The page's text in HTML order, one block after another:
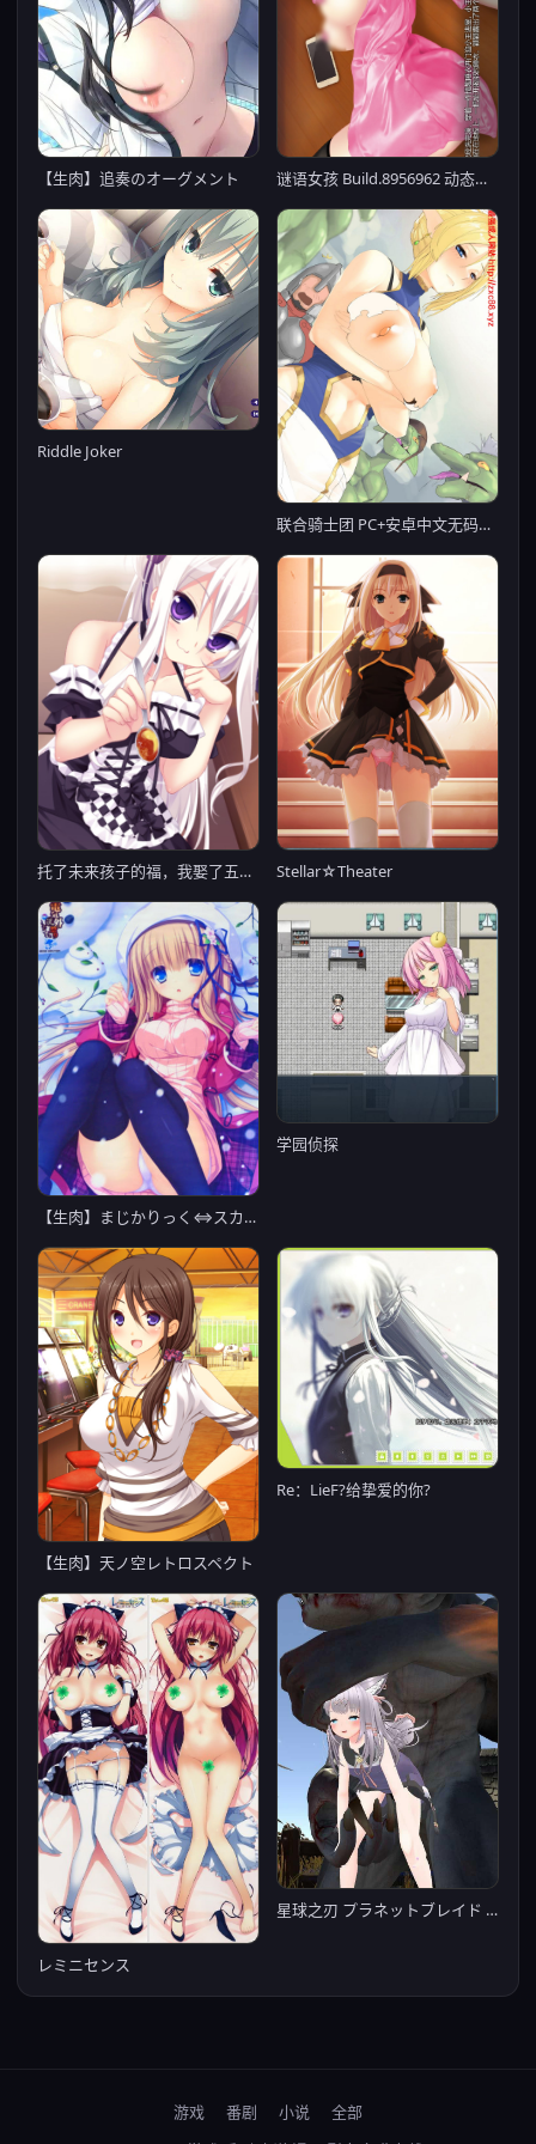
【生肉】追奏のオーグメント 谜语女孩 Build.8956962 动态无码【PC0818】
Riddle Joker
联合骑士团 PC+安卓中文无码版【20221230】
托了未来孩子的福，我娶了五个老婆！？ Stellar☆Theater
【生肉】まじかりっく⇔スカイハイ ～空飛ぶホウキに想いをのせて～
学园侦探
【生肉】天ノ空レトロスペクト
Re：LieF?给挚爱的你?
レミニセンス
星球之刃 プラネットブレイド Ver1.0.1【20221118】
游戏 番剧 小说
全部